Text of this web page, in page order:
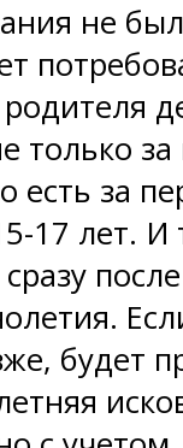
не
родителя
только
есть за
17 лет. И
после
будет